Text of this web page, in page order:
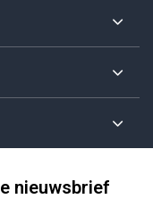
nieuwsbrief